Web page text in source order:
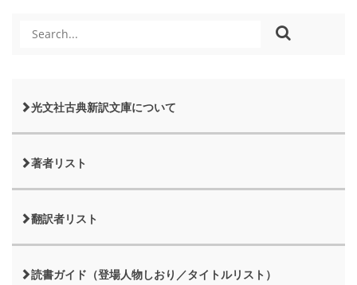
光文社古典新訳文庫について
著者リスト
翻訳者リスト
読書ガイド（登場人物しおり／タイトルリスト）